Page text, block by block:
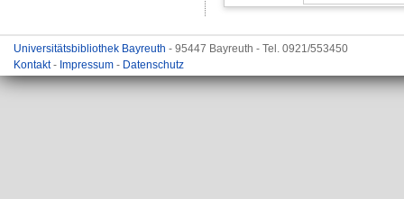
Universitätsbibliothek Bayreuth - 95447 Bayreuth - Tel. 0921/553450
Kontakt- Impressum - Datenschutz